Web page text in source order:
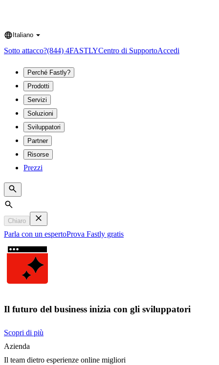
Language
Italiano
Sotto attacco?(844) 4FASTLYCentro di SupportoAccedi
Perché Fastly?
Prodotti
Servizi
Soluzioni
Sviluppatori
Partner
Risorse
Prezzi
Search
Chiaro
Parla con un espertoProva Fastly gratis
Il futuro del business inizia con gli sviluppatori
Scopri di più
Azienda
Il team dietro esperienze online migliori